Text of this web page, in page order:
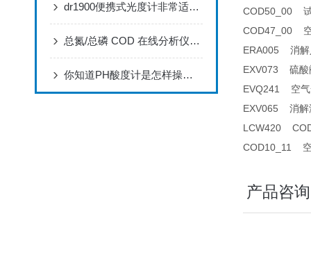
dr1900便携式光度计非常适合在地点、条件变化的情况工作
总氮/总磷 COD 在线分析仪npw-160测量方法
你知道PH酸度计是怎样操作的吗？
COD50_00
COD47_00 空
ERA005 消解
EXV073 硫酸
EVQ241 空
EXV065 消
LCW420
COD10_11 空
产品咨询